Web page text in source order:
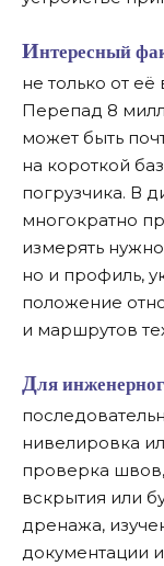
Интересный
не только от
Перепад 8
может быть
на короткой
погрузчика. В
многократно
измерять
но и профиль,
положение
и маршрутов
Для инженерного обследования полезна
нивелировка
проверка
вскрытия или
дренажа,
документации